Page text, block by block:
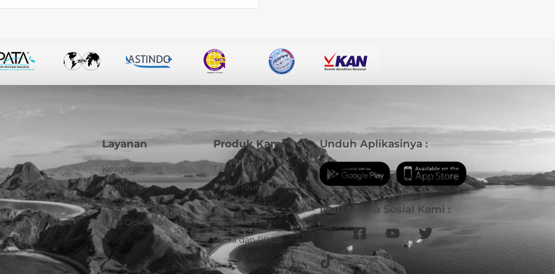
Layanan
Keagenan
Kemitraan
Layanan API
Urus Dokumen
Produk Kami
Tiket
Paket Tour
Voucher Hotel
Umroh & Haji
Pulsa dan PPOB
Unduh Aplikasinya :
Ikuti Media Sosial Kami :